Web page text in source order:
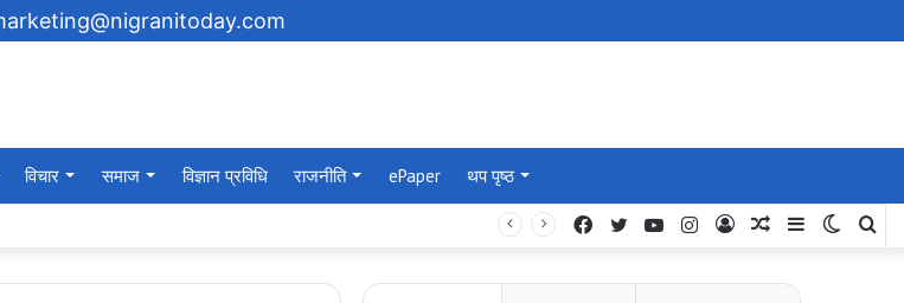
विचार समाज विज्ञान प्रविधि राजनीति ePaper थप पृष्ठ
गर्ने घोषणा
Switch
Sidebar
Random
Log
Instagram
YouTube
Twitter
Facebook